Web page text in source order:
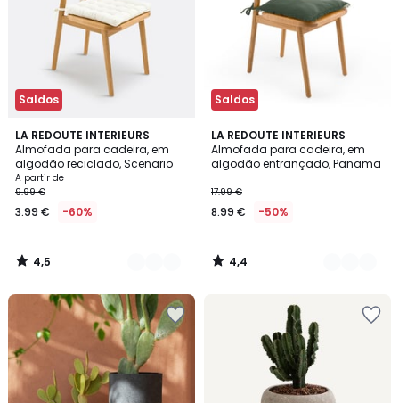
Saldos
LA REDOUTE INTERIEURS
Almofada para cadeira, em
algodão reciclado, Scenario
A partir de
9.99 €
3.99 € -60%
4,5
/ 5
10
Cores
4,5
/
Saldos
LA REDOUTE INTERIEURS
Almofada para cadeira, em
algodão entrançado, Panama
17.99 €
8.99 € -50%
4,4
/ 5
5
Cores
4,4
/